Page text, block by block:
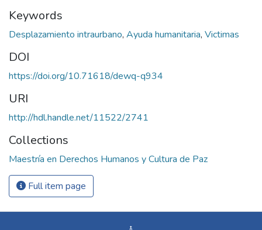
Keywords
Desplazamiento intraurbano, Ayuda humanitaria, Victimas
DOI
https://doi.org/10.71618/dewq-q934
URI
http://hdl.handle.net/11522/2741
Collections
Maestría en Derechos Humanos y Cultura de Paz
Full item page